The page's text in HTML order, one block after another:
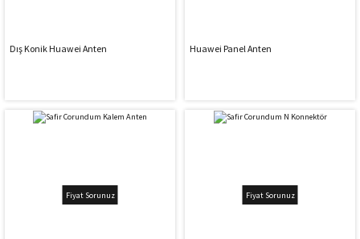
Dış Konik Huawei Anten Huawei Panel Anten
Fiyat Sorunuz Fiyat Sorunuz